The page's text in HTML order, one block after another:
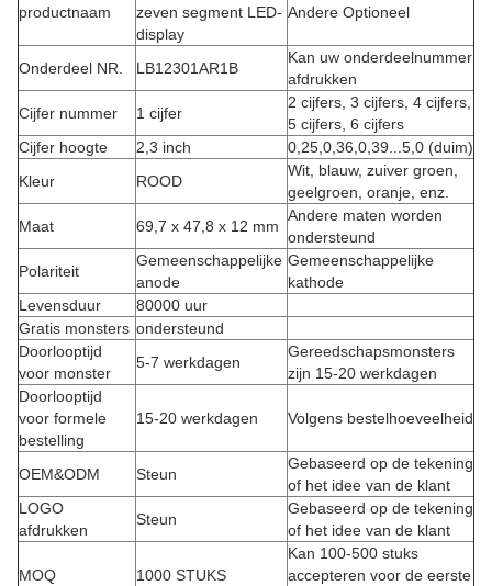
productnaam
zeven segment LED-
display
Andere Optioneel
Onderdeel NR. LB12301AR1B
Kan uw onderdeelnummer
afdrukken
Cijfer nummer
1 cijfer
2 cijfers, 3 cijfers, 4 cijfers,
5 cijfers, 6 cijfers
Cijfer hoogte
2,3 inch
0,25,0,36,0,39...5,0 (duim)
Kleur
ROOD
Wit, blauw, zuiver groen,
geelgroen, oranje, enz.
Maat
69,7 x 47,8 x 12 mm
Andere maten worden
ondersteund
Polariteit
Gemeenschappelijke
anode
Gemeenschappelijke
kathode
Levensduur
80000 uur
Gratis monsters ondersteund
Doorlooptijd
voor monster
5-7 werkdagen
Gereedschapsmonsters
zijn 15-20 werkdagen
Doorlooptijd
voor formele
bestelling
15-20 werkdagen Volgens bestelhoeveelheid
OEM&ODM Steun
Gebaseerd op de tekening
of het idee van de klant
LOGO
afdrukken
Steun
Gebaseerd op de tekening
of het idee van de klant
MOQ 1000 STUKS
Kan 100-500 stuks
accepteren voor de eerste